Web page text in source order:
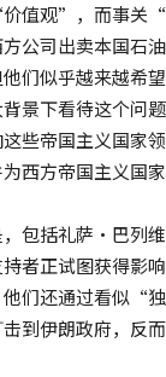
值观”，而事关
方公司出卖本国石
们似乎越来越希
景下看待这个问
些帝国主义国家
西方帝国主义国
包括礼萨·巴列
者正试图获得影
们还通过看似“
到伊朗政府，反